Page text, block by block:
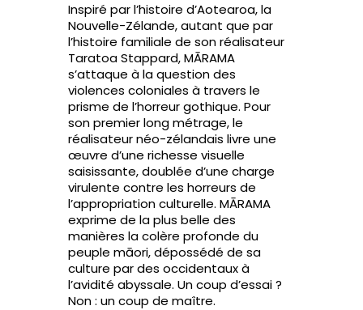
Inspiré par l’histoire d’Aotearoa, la
Nouvelle-Zélande, autant que par
l’histoire familiale de son réalisateur
Taratoa Stappard, MĀRAMA
s’attaque à la question des
violences coloniales à travers le
prisme de l’horreur gothique. Pour
son premier long métrage, le
réalisateur néo-zélandais livre une
œuvre d’une richesse visuelle
saisissante, doublée d’une charge
virulente contre les horreurs de
l’appropriation culturelle. MĀRAMA
exprime de la plus belle des
manières la colère profonde du
peuple māori, dépossédé de sa
culture par des occidentaux à
l’avidité abyssale. Un coup d’essai ?
Non : un coup de maître.